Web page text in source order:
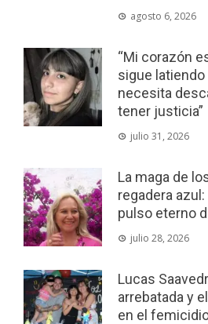
agosto 6, 2026
“Mi corazón
sigue
necesita
tener justicia”
julio 31, 2026
La maga de
regadera
pulso eterno
julio 28, 2026
Lucas
arrebatada y
en el